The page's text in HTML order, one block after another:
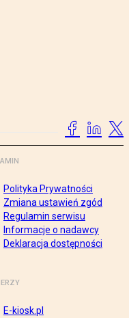
Polityka Prywatności
Zmiana ustawień zgód
Regulamin serwisu
Informacje o nadawcy
Deklaracja dostępności
E-kiosk.pl